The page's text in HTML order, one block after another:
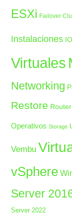
ESXi Failover
Instalaciones
Virtuales
Networking
Restore
Operativos Storage
Vembu
vSphere
Server
Server 2022